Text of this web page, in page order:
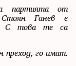
партията от
Ганев е
С това те са
преход, го имат.